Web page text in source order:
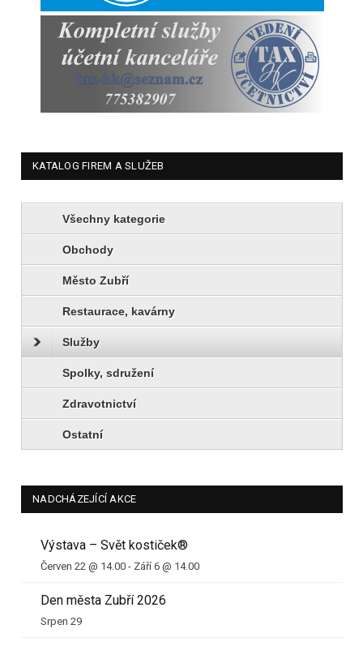
KATALOG FIREM A SLUŽEB
Všechny kategorie
Obchody
Město Zubří
Restaurace, kavárny
Služby
Spolky, sdružení
Zdravotnictví
Ostatní
NADCHÁZEJÍCÍ AKCE
Výstava – Svět kostiček®
Červen 22 @ 14.00 - Září 6 @ 14.00
Den města Zubří 2026
Srpen 29